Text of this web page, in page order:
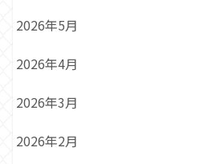
2026年5月
2026年4月
2026年3月
2026年2月